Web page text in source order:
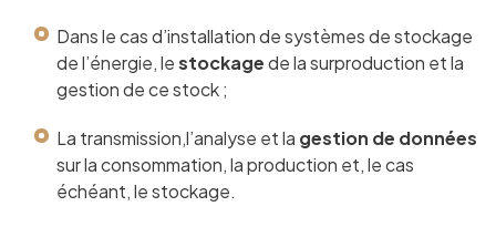
Dans le cas d’installation de systèmes de stockage
de l’énergie, lestockagede la surproduction et la
gestion de ce stock ;
La transmission,l’analyse et la gestion de données
sur la consommation, la production et, le cas
échéant, le stockage.